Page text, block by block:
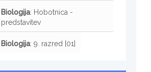
Biologija: Hobotnica -
predstavitev
Biologija: 9. razred [01]